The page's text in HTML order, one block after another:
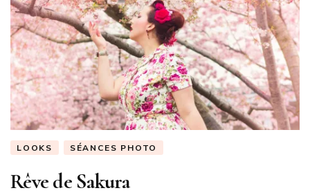
LOOKS SÉANCES PHOTO
Rêve de Sakura